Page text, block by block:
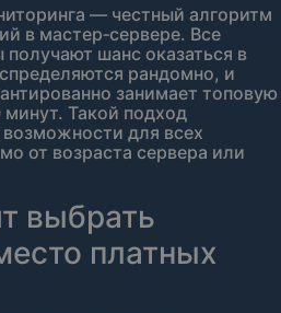
— честный алгоритм
в мастер‑сервере. Все
шанс оказаться в
рандомно, и
занимает топовую
минут. Такой подход
для всех
от возраста сервера или
выбрать
платных